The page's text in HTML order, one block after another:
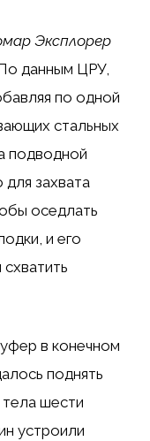
Эксплорер
данным ЦРУ,
по одной
стальных
подводной
захвата
оседлать
и его
в конечном
поднять
шести
устроили